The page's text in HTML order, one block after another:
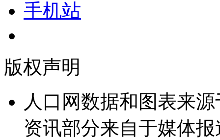
手机站
版权声明
人口网数据和图表来
资讯部分来自于媒体